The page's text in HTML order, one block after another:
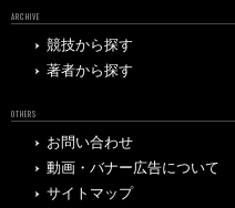
ARCHIVE
競技から探す
著者から探す
OTHERS
お問い合わせ
動画・バナー広告について
サイトマップ